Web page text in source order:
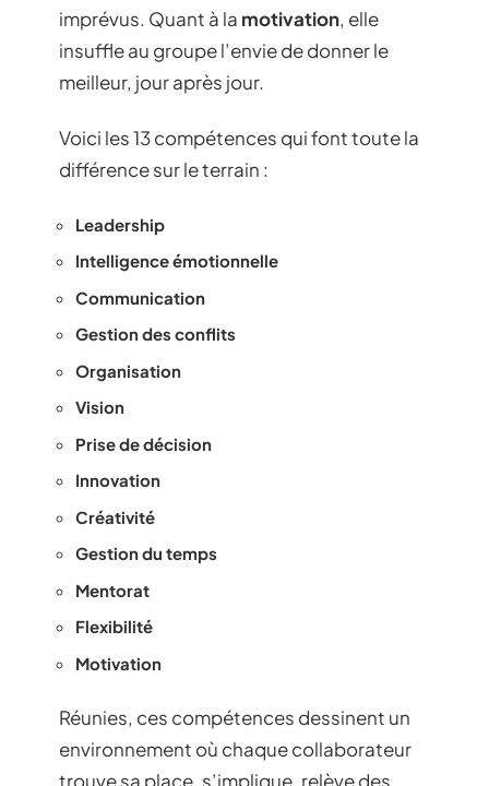
imprévus. Quant à la motivation, elle
insuffle au groupe l’envie de donner le
meilleur, jour après jour.
Voici les 13 compétences qui font toute la
différence sur le terrain :
Leadership
Intelligence émotionnelle
Communication
Gestion des conflits
Organisation
Vision
Prise de décision
Innovation
Créativité
Gestion du temps
Mentorat
Flexibilité
Motivation
Réunies, ces compétences dessinent un
environnement où chaque collaborateur
trouve sa place, s’implique, relève des